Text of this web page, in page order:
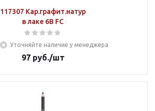
117307 Кар.графит.натур
в лаке 6В FC
Уточняйте наличие у менеджера
97руб./шт